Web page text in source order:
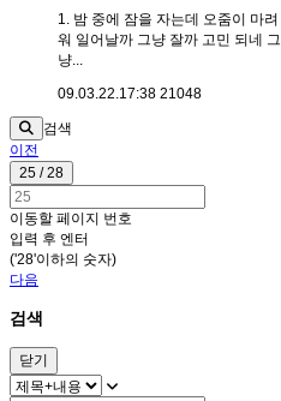
1. 밤 중에 잠을 자는데 오줌이 마려
워 일어날까 그냥 잘까 고민 되네 그
냥...
09.03.22.17:38 21048
검색
이전
25 / 28
이동할 페이지 번호
입력 후 엔터
('28'이하의 숫자)
다음
검색
닫기